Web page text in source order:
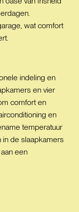
wat comfort
indeling en
en vier
comfort en
en
temperatuur
in de slaapkamers
een